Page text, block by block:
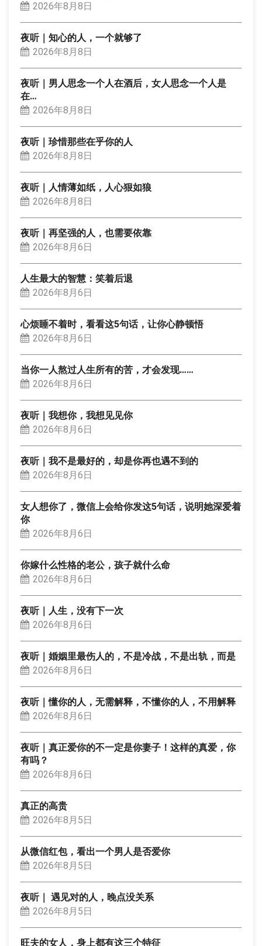
2026年8月8日
夜听｜知心的人，一个就够了
2026年8月8日
夜听｜男人思念一个人在酒后，女人思念一个人是
在…
2026年8月8日
夜听｜珍惜那些在乎你的人
2026年8月8日
夜听｜人情薄如纸，人心狠如狼
2026年8月8日
夜听｜再坚强的人，也需要依靠
2026年8月6日
人生最大的智慧：笑着后退
2026年8月6日
心烦睡不着时，看看这5句话，让你心静顿悟
2026年8月6日
当你一人熬过人生所有的苦，才会发现……
2026年8月6日
夜听｜我想你，我想见见你
2026年8月6日
夜听｜我不是最好的，却是你再也遇不到的
2026年8月6日
女人想你了，微信上会给你发这5句话，说明她深爱着
你
2026年8月6日
你嫁什么性格的老公，孩子就什么命
2026年8月6日
夜听｜人生，没有下一次
2026年8月6日
夜听｜婚姻里最伤人的，不是冷战，不是出轨，而是
2026年8月6日
夜听｜懂你的人，无需解释，不懂你的人，不用解释
2026年8月6日
夜听｜真正爱你的不一定是你妻子！这样的真爱，你
有吗？
2026年8月6日
真正的高贵
2026年8月5日
从微信红包，看出一个男人是否爱你
2026年8月5日
夜听｜ 遇见对的人，晚点没关系
2026年8月5日
旺夫的女人，身上都有这三个特征